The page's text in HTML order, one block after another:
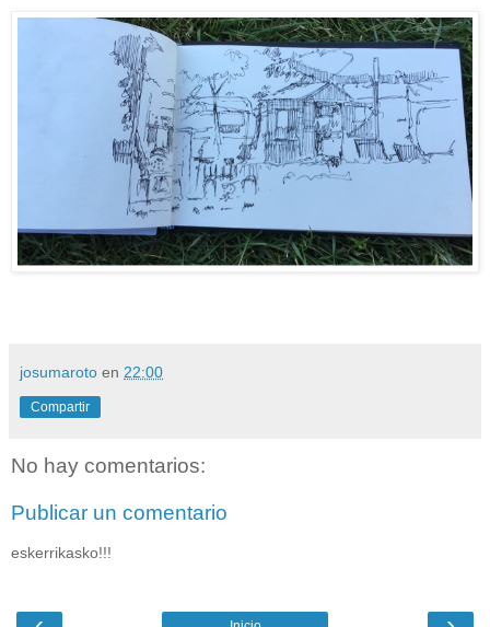
josumaroto en 22:00
Compartir
No hay comentarios:
Publicar un comentario
eskerrikasko!!!